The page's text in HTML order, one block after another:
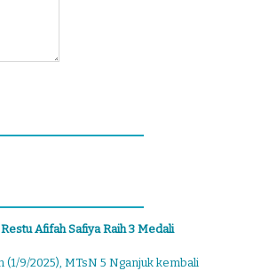
Afifah Safiya Raih 3 Medali
9/2025), MTsN 5 Nganjuk kembali